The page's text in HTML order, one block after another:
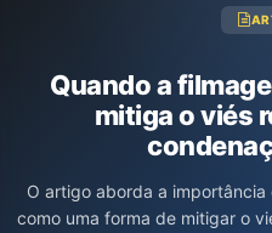
Quando a
mitiga o viés
O artigo aborda a
como uma forma de mitigar o